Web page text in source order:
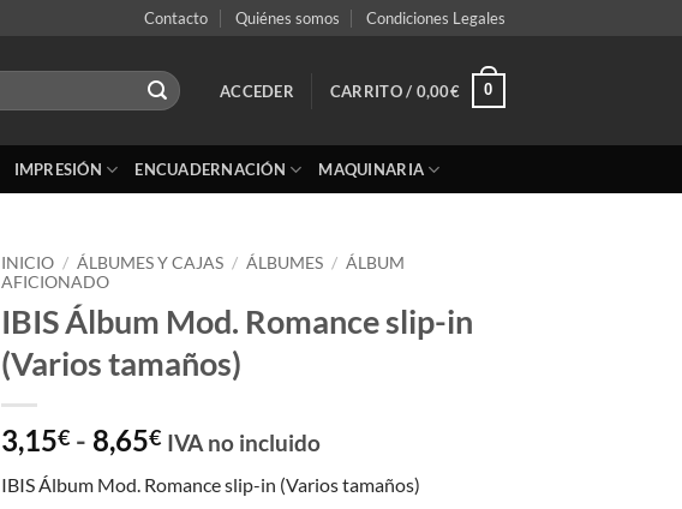
Contacto Quiénes somos Condiciones Legales
ACCEDER CARRITO / 0,00€ 0
IMPRESIÓN ENCUADERNACIÓN MAQUINARIA
INICIO / ÁLBUMES Y CAJAS / ÁLBUMES / ÁLBUM
AFICIONADO
IBIS Álbum Mod. Romance slip-in
(Varios tamaños)
3,15€ - 8,65€Rango
precios:
IVA no incluido
IBIS Álbum Mod. Romance slip-in (Varios tamaños)